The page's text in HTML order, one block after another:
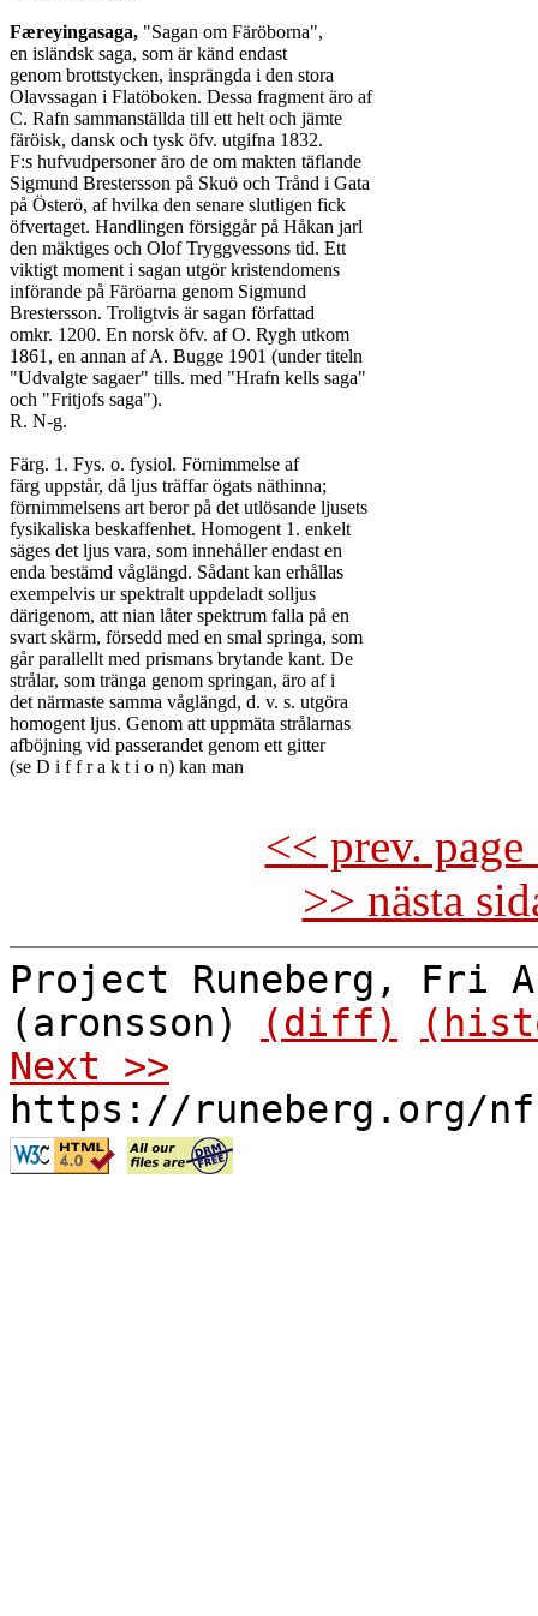
Færeyingasaga, "Sagan om Färöborna",
en isländsk saga, som är känd endast
genom brottstycken, insprängda i den stora
Olavssagan i Flatöboken. Dessa fragment äro af
C. Rafn sammanställda till ett helt och jämte
färöisk, dansk och tysk öfv. utgifna 1832.
F:s hufvudpersoner äro de om makten täflande
Sigmund Brestersson på Skuö och Trånd i Gata
på Österö, af hvilka den senare slutligen fick
öfvertaget. Handlingen försiggår på Håkan jarl
den mäktiges och Olof Tryggvessons tid. Ett
viktigt moment i sagan utgör kristendomens
införande på Färöarna genom Sigmund
Brestersson. Troligtvis är sagan författad
omkr. 1200. En norsk öfv. af O. Rygh utkom
1861, en annan af A. Bugge 1901 (under titeln
"Udvalgte sagaer" tills. med "Hrafn kells saga"
och "Fritjofs saga").
R. N-g.
Färg. 1. Fys. o. fysiol. Förnimmelse af
färg uppstår, då ljus träffar ögats näthinna;
förnimmelsens art beror på det utlösande ljusets
fysikaliska beskaffenhet. Homogent 1. enkelt
säges det ljus vara, som innehåller endast en
enda bestämd våglängd. Sådant kan erhållas
exempelvis ur spektralt uppdeladt solljus
därigenom, att nian låter spektrum falla på en
svart skärm, försedd med en smal springa, som
går parallellt med prismans brytande kant. De
strålar, som tränga genom springan, äro af i
det närmaste samma våglängd, d. v. s. utgöra
homogent ljus. Genom att uppmäta strålarnas
afböjning vid passerandet genom ett gitter
(se D i f f r a k t i o n) kan man
<< prev.
>> nästa
Project Runeberg, Fri
(aronsson)
(diff)
Next >>
https://runeberg.org/